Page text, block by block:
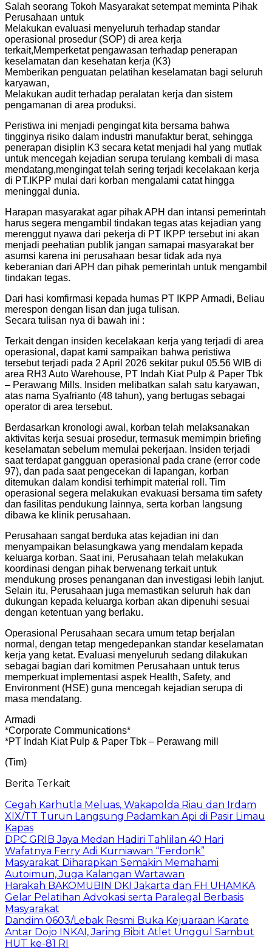
Salah seorang Tokoh Masyarakat setempat meminta Pihak
Perusahaan untuk
Melakukan evaluasi menyeluruh terhadap standar
operasional prosedur (SOP) di area kerja
terkait,Memperketat pengawasan terhadap penerapan
keselamatan dan kesehatan kerja (K3)
Memberikan penguatan pelatihan keselamatan bagi seluruh
karyawan,
Melakukan audit terhadap peralatan kerja dan sistem
pengamanan di area produksi.
Peristiwa ini menjadi pengingat kita bersama bahwa
tingginya risiko dalam industri manufaktur berat, sehingga
penerapan disiplin K3 secara ketat menjadi hal yang mutlak
untuk mencegah kejadian serupa terulang kembali di masa
mendatang,mengingat telah sering terjadi kecelakaan kerja
di PT.IKPP mulai dari korban mengalami catat hingga
meninggal dunia.
Harapan masyarakat agar pihak APH dan intansi pemerintah
harus segera mengambil tindakan tegas atas kejadian yang
merenggut nyawa dari pekerja di PT IKPP tersebut ini akan
menjadi peehatian publik jangan samapai masyarakat ber
asumsi karena ini perusahaan besar tidak ada nya
keberanian dari APH dan pihak pemerintah untuk mengambil
tindakan tegas.
Dari hasi komfirmasi kepada humas PT IKPP Armadi, Beliau
merespon dengan lisan dan juga tulisan.
Secara tulisan nya di bawah ini :
Terkait dengan insiden kecelakaan kerja yang terjadi di area
operasional, dapat kami sampaikan bahwa peristiwa
tersebut terjadi pada 2 April 2026 sekitar pukul 05.56 WIB di
area RH3 Auto Warehouse, PT Indah Kiat Pulp & Paper Tbk
– Perawang Mills. Insiden melibatkan salah satu karyawan,
atas nama Syafrianto (48 tahun), yang bertugas sebagai
operator di area tersebut.
Berdasarkan kronologi awal, korban telah melaksanakan
aktivitas kerja sesuai prosedur, termasuk memimpin briefing
keselamatan sebelum memulai pekerjaan. Insiden terjadi
saat terdapat gangguan operasional pada crane (error code
97), dan pada saat pengecekan di lapangan, korban
ditemukan dalam kondisi terhimpit material roll. Tim
operasional segera melakukan evakuasi bersama tim safety
dan fasilitas pendukung lainnya, serta korban langsung
dibawa ke klinik perusahaan.
Perusahaan sangat berduka atas kejadian ini dan
menyampaikan belasungkawa yang mendalam kepada
keluarga korban. Saat ini, Perusahaan telah melakukan
koordinasi dengan pihak berwenang terkait untuk
mendukung proses penanganan dan investigasi lebih lanjut.
Selain itu, Perusahaan juga memastikan seluruh hak dan
dukungan kepada keluarga korban akan dipenuhi sesuai
dengan ketentuan yang berlaku.
Operasional Perusahaan secara umum tetap berjalan
normal, dengan tetap mengedepankan standar keselamatan
kerja yang ketat. Evaluasi menyeluruh sedang dilakukan
sebagai bagian dari komitmen Perusahaan untuk terus
memperkuat implementasi aspek Health, Safety, and
Environment (HSE) guna mencegah kejadian serupa di
masa mendatang.
Armadi
*Corporate Communications*
*PT Indah Kiat Pulp & Paper Tbk – Perawang mill
(Tim)
Berita Terkait
Cegah Karhutla Meluas, Wakapolda Riau dan Irdam
XIX/TT Turun Langsung Padamkan Api di Pasir Limau
Kapas
DPC GRIB Jaya Medan Hadiri Tahlilan 40 Hari
Wafatnya Ferry Adi Kurniawan “Ferdonk”
Masyarakat Diharapkan Semakin Memahami
Autoimun, Juga Kalangan Wartawan
Harakah BAKOMUBIN DKI Jakarta dan FH UHAMKA
Gelar Pelatihan Advokasi serta Paralegal Berbasis
Masyarakat
Dandim 0603/Lebak Resmi Buka Kejuaraan Karate
Antar Dojo INKAI, Jaring Bibit Atlet Unggul Sambut
HUT ke-81 RI